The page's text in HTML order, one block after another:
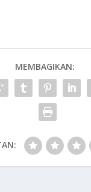
MEMBAGIKAN: